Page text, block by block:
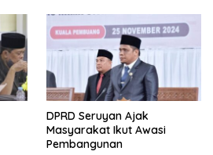
DPRD Seruyan Ajak
Masyarakat Ikut Awasi
Pembangunan